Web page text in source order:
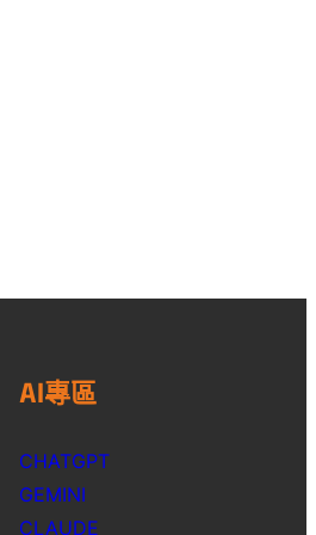
AI專區
CHATGPT
GEMINI
CLAUDE